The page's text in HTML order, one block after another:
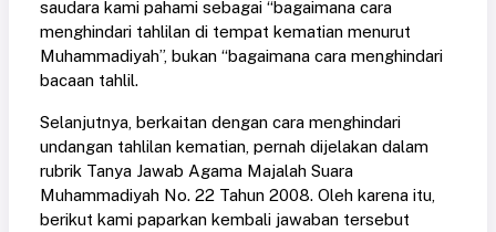
saudara kami pahami sebagai “bagaimana cara
menghindari tahlilan di tempat kematian menurut
Muhammadiyah”, bukan “bagaimana cara menghindari
bacaan tahlil.
Selanjutnya, berkaitan dengan cara menghindari
undangan tahlilan kematian, pernah dijelakan dalam
rubrik Tanya Jawab Agama Majalah Suara
Muhammadiyah No. 22 Tahun 2008. Oleh karena itu,
berikut kami paparkan kembali jawaban tersebut